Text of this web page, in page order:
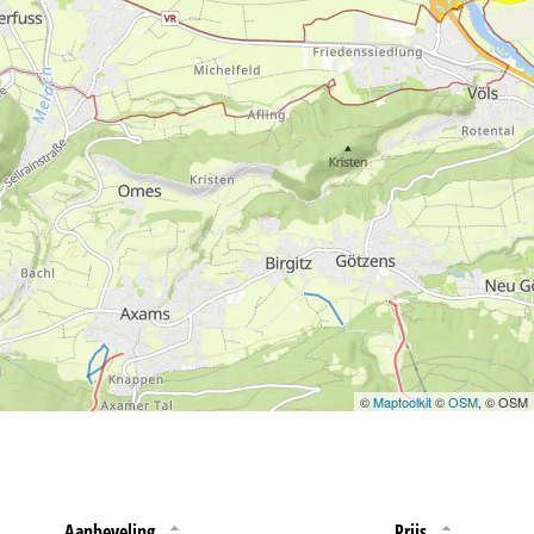
rechten omtrent
©Maptoolkit©OSM, © OSM